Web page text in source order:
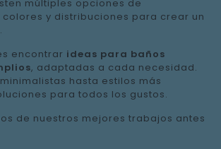
múltiples opciones de
y distribuciones para crear un
encontrar ideas para baños
, adaptadas a cada necesidad.
hasta estilos más
para todos los gustos.
de nuestros mejores trabajos antes